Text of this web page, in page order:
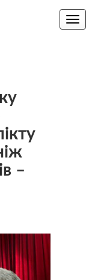
Toggle
–